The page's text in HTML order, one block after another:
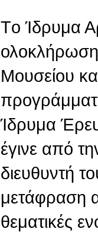
Tο Ίδρυμα
ολοκλήρωση
Μουσείου
Ίδρυμα
έγινε από
διευθυντή
μετάφραση
θεματικές